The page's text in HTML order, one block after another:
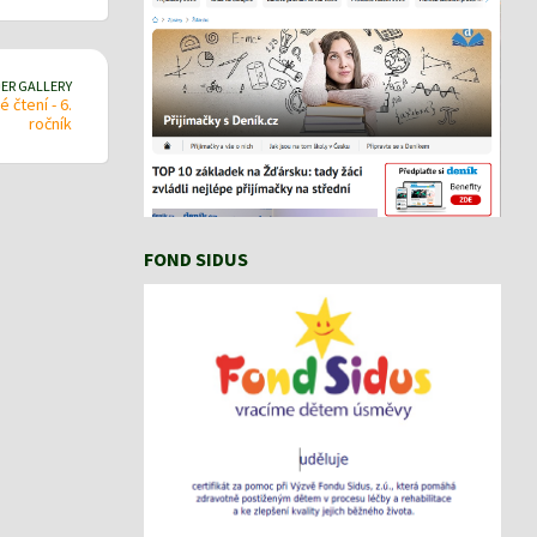
GALLERY
čtení - 6.
ročník
FOND SIDUS